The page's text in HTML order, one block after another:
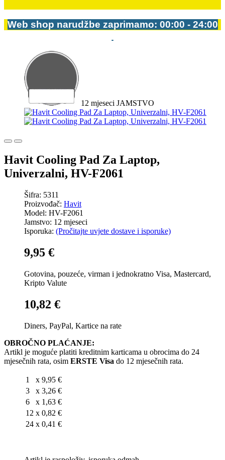
Web shop narudžbe zaprimamo: 00:00 - 24:00
12 mjeseci JAMSTVO
Havit Cooling Pad Za Laptop,
Univerzalni, HV-F2061
Šifra: 5311
Proizvođač: Havit
Model: HV-F2061
Jamstvo: 12 mjeseci
Isporuka: (Pročitajte uvjete dostave i isporuke)
9,95 €
Gotovina, pouzeće, virman i jednokratno Visa, Mastercard,
Kripto Valute
10,82 €
Diners, PayPal, Kartice na rate
OBROČNO PLAĆANJE:
Artikl je moguće platiti kreditnim karticama u obrocima do 24
mjesečnih rata, osim ERSTE Visa do 12 mjesečnih rata.
1 x 9,95 €
3
x 3,26 €
6
x 1,63 €
12 x 0,82 €
24 x 0,41 €